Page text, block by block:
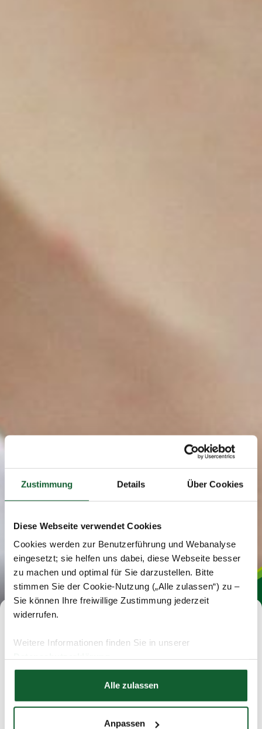
Zustimmung Details Über Cookies
Diese Webseite verwendet Cookies
Cookies werden zur Benutzerführung und Webanalyse
eingesetzt; sie helfen uns dabei, diese Webseite besser
zu machen und optimal für Sie darzustellen. Bitte
stimmen Sie der Cookie-Nutzung („Alle zulassen“) zu –
Sie können Ihre freiwillige Zustimmung jederzeit
widerrufen.
Weitere Informationen finden Sie in unserer
Hier finden Sie unserImpressum
Alle zulassen
Anpassen
Jobs im Steuerring
Gründung einer eigenen Beratungsstelle sowie
Mitarbeiter für unsere Zentrale und für bestehende